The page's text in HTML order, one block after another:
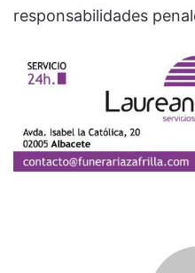
responsabilidades